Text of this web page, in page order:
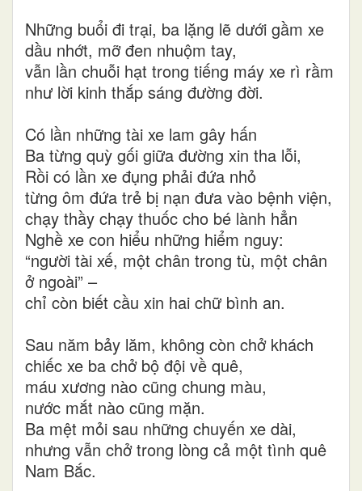
Những buổi đi trại, ba lặng lẽ dưới gầm xe
dầu nhớt, mỡ đen nhuộm tay,
vẫn lần chuỗi hạt trong tiếng máy xe rì rầm
như lời kinh thắp sáng đường đời.
Có lần những tài xe lam gây hấn
Ba từng quỳ gối giữa đường xin tha lỗi,
Rồi có lần xe đụng phải đứa nhỏ
từng ôm đứa trẻ bị nạn đưa vào bệnh viện,
chạy thầy chạy thuốc cho bé lành hẳn
Nghề xe con hiểu những hiểm nguy:
“người tài xế, một chân trong tù, một chân
ở ngoài” –
chỉ còn biết cầu xin hai chữ bình an.
Sau năm bảy lăm, không còn chở khách
chiếc xe ba chở bộ đội về quê,
máu xương nào cũng chung màu,
nước mắt nào cũng mặn.
Ba mệt mỏi sau những chuyến xe dài,
nhưng vẫn chở trong lòng cả một tình quê
Nam Bắc.